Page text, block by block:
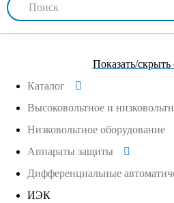
Показать/
Каталог
Высоковольтное и
Низковольтное оборудование
Аппараты защиты
Дифференциальные
ИЭК